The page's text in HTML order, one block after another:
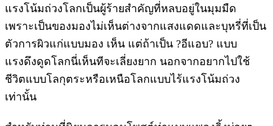
แรงโน้มถ่วงโลกเป็นผู้ร้ายสำคัญที่หลบอยู่ในมุมมืด
เพราะเป็นของมองไม่เห็นต่างจากแสงแดดและบุหรี่ที่เป็น
ตัวการผิวแก่แบบมอง เห็น แต่ถ้าเป็น ?อีแอบ? แบบ
แรงดึงดูดโลกนี่เห็นทีจะเลี่ยงยาก นอกจากอยากไปใช้
ชีวิตแบบโลกุตระหรือเหนือโลกแบบไร้แรงโน้มถ่วง
เท่านั้น